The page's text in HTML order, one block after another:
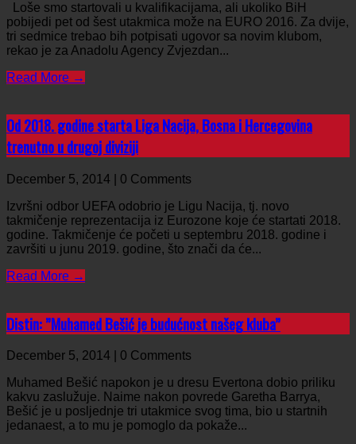
Loše smo startovali u kvalifikacijama, ali ukoliko BiH
pobijedi pet od šest utakmica može na EURO 2016. Za dvije,
tri sedmice trebao bih potpisati ugovor sa novim klubom,
rekao je za Anadolu Agency Zvjezdan...
Read More →
Od 2018. godine starta Liga Nacija, Bosna i Hercegovina
trenutno u drugoj diviziji
December 5, 2014 | 0 Comments
Izvršni odbor UEFA odobrio je Ligu Nacija, tj. novo
takmičenje reprezentacija iz Eurozone koje će startati 2018.
godine. Takmičenje će početi u septembru 2018. godine i
završiti u junu 2019. godine, što znači da će...
Read More →
Distin: ”Muhamed Bešić je budućnost našeg kluba”
December 5, 2014 | 0 Comments
Muhamed Bešić napokon je u dresu Evertona dobio priliku
kakvu zaslužuje. Naime nakon povrede Garetha Barrya,
Bešić je u posljednje tri utakmice svog tima, bio u startnih
jedanaest, a to mu je pomoglo da pokaže...